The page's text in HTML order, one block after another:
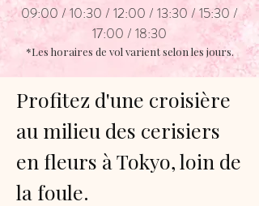
09:00 / 10:30 / 12:00 / 13:30 / 15:30 /
17:00 / 18:30
*Les horaires de vol varient selon les jours.
Profitez d'une croisière
au milieu des cerisiers
en fleurs à Tokyo, loin de
la foule.